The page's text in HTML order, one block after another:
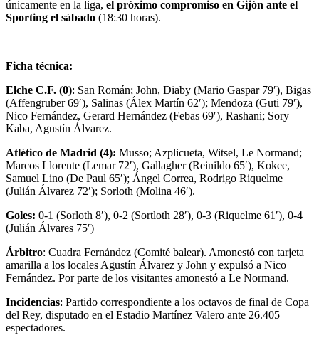
únicamente en la liga, el próximo compromiso en Gijón ante el
Sporting el sábado (18:30 horas).
Ficha técnica:
Elche C.F. (0): San Román; John, Diaby (Mario Gaspar 79′), Bigas
(Affengruber 69′), Salinas (Álex Martín 62′); Mendoza (Guti 79′),
Nico Fernández, Gerard Hernández (Febas 69′), Rashani; Sory
Kaba, Agustín Álvarez.
Atlético de Madrid (4): Musso; Azplicueta, Witsel, Le Normand;
Marcos Llorente (Lemar 72′), Gallagher (Reinildo 65′), Kokee,
Samuel Lino (De Paul 65′); Ángel Correa, Rodrigo Riquelme
(Julián Álvarez 72′); Sorloth (Molina 46′).
Goles: 0-1 (Sorloth 8′), 0-2 (Sortloth 28′), 0-3 (Riquelme 61′), 0-4
(Julián Álvares 75′)
Árbitro: Cuadra Fernández (Comité balear). Amonestó con tarjeta
amarilla a los locales Agustín Álvarez y John y expulsó a Nico
Fernández. Por parte de los visitantes amonestó a Le Normand.
Incidencias: Partido correspondiente a los octavos de final de Copa
del Rey, disputado en el Estadio Martínez Valero ante 26.405
espectadores.